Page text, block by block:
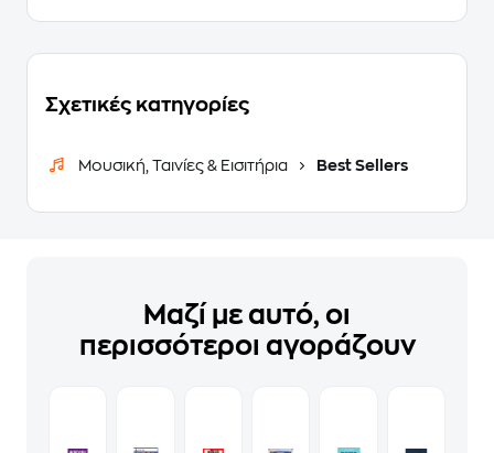
Σχετικές κατηγορίες
Μουσική, Ταινίες & Εισιτήρια Best Sellers
Μαζί με αυτό, οι
περισσότεροι αγοράζουν